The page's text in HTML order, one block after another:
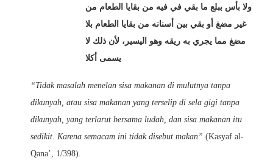
ولا بأس ببلع ما بقي في فيه من بقايا الطعام من
غير مضغ أو بقي بين أسنانه من بقايا الطعام بلا
مضغ مما يجري به ريقه وهو اليسير، لأن ذلك لا
يسمى أكلا
“Tidak masalah menelan sisa makanan di mulutnya tanpa
dikunyah, atau sisa makanan yang terselip di sela gigi tanpa
dikunyah, yang terlarut bersama ludah, dan sisa makanan itu
sedikit. Karena semacam ini tidak disebut makan” (Kasyaf al-
Qana’, 1/398).